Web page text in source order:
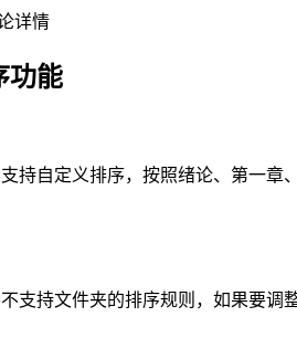
详情
功能
持自定义排序，按照绪论、第一
支持文件夹的排序规则，如果要